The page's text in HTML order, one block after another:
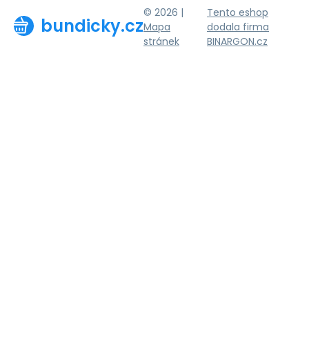
bundicky.cz
© 2026 |
Mapa
stránek
Tento eshop
dodala firma
BINARGON.cz